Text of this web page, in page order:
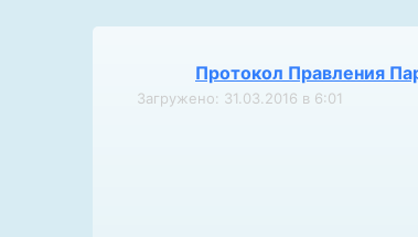
Протокол Правления
Загружено: 31.03.2016 в 6:01